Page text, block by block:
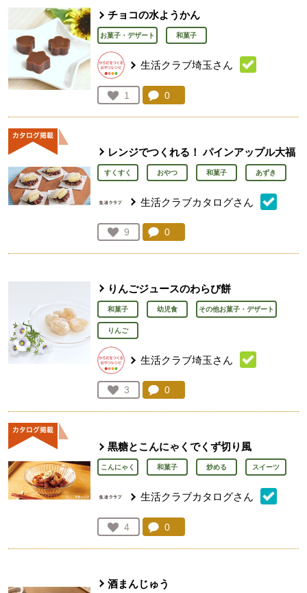
チョコの水ようかん
お菓子・デザート 和菓子
生活クラブ埼玉さん
お気に入り登録：
1
人が登録
コメント：
0
レンジでつくれる！ パインアップル大福
すくすく おやつ 和菓子 あずき
生活クラブカタログさん
お気に入り登録：
9
人が登録
コメント：
0
りんごジュースのわらび餅
和菓子 幼児食 その他お菓子・デザート
りんご
生活クラブ埼玉さん
お気に入り登録：
3
人が登録
コメント：
0
黒糖とこんにゃくでくず切り風
こんにゃく 和菓子 炒める スイーツ
生活クラブカタログさん
お気に入り登録：
4
人が登録
コメント：
0
酒まんじゅう